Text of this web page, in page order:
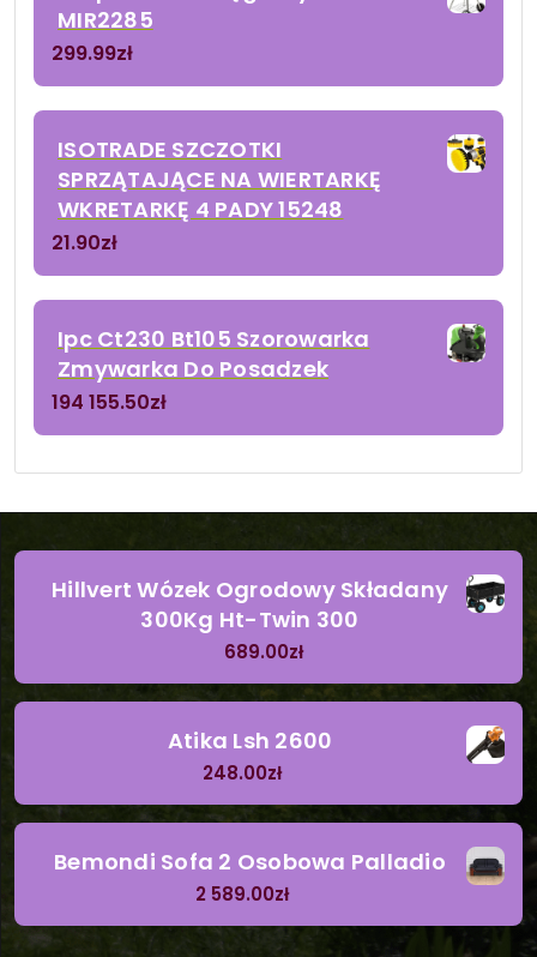
MIR2285
299.99zł
ISOTRADE SZCZOTKI
SPRZĄTAJĄCE NA WIERTARKĘ
WKRETARKĘ 4 PADY 15248
21.90zł
Ipc Ct230 Bt105 Szorowarka
Zmywarka Do Posadzek
194 155.50zł
Hillvert Wózek Ogrodowy Składany
300Kg Ht-Twin 300
689.00zł
Atika Lsh 2600
248.00zł
Bemondi Sofa 2 Osobowa Palladio
2 589.00zł